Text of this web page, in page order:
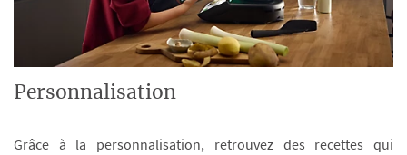
Personnalisation
Grâce à la personnalisation, retrouvez des recettes qui